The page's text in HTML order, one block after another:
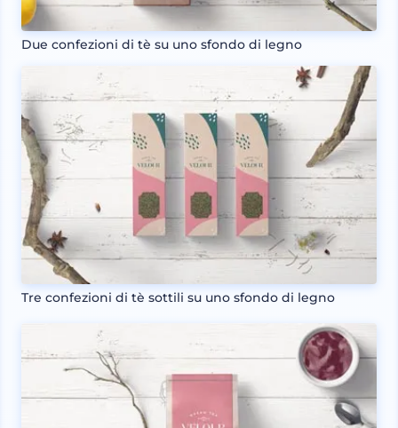
Due confezioni di tè su uno sfondo di legno
Tre confezioni di tè sottili su uno sfondo di legno